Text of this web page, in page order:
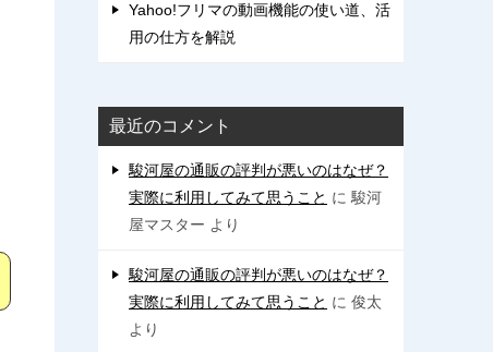
Yahoo!フリマの動画機能の使い道、活
用の仕方を解説
最近のコメント
駿河屋の通販の評判が悪いのはなぜ？
実際に利用してみて思うこと に 駿河
屋マスター より
駿河屋の通販の評判が悪いのはなぜ？
実際に利用してみて思うこと に 俊太
より